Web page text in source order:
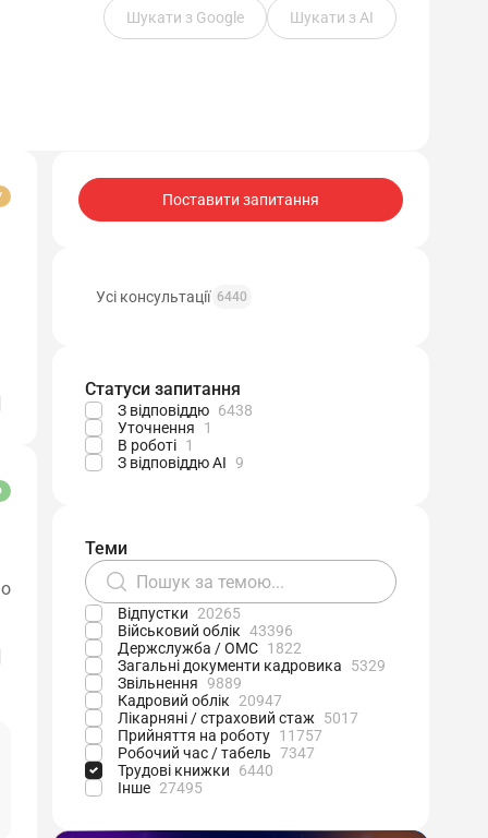
Шукати з Google Шукати з АІ
Поставити запитання
Усі консультації 6440
Статуси запитання
З відповіддю 6438
Уточнення
1
В роботі 1
З відповіддю АІ
9
Теми
Відпустки 20265
Військовий облік 43396
Держслужба / ОМС 1822
Загальні документи кадровика
5329
Звільнення
9889
Кадровий облік 20947
Лікарняні / страховий стаж
5017
Прийняття на роботу 11757
Робочий час / табель 7347
Трудові книжки
6440
Інше 27495